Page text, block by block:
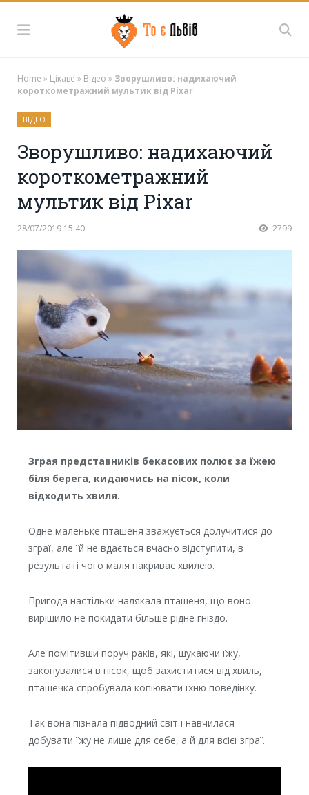
Home » Цікаве » Відео » Зворушливо: надихаючий
короткометражний мультик від Pixar
ВІДЕО
Зворушливо: надихаючий
короткометражний
мультик від Pixar
28/07/2019 15:40 2799
Зграя представників бекасових полює за їжею
біля берега, кидаючись на пісок, коли
відходить хвиля.
Одне маленьке пташеня зважується долучитися до
зграї, але їй не вдається вчасно відступити, в
результаті чого маля накриває хвилею.
Пригода настільки налякала пташеня, що воно
вирішило не покидати більше рідне гніздо.
Але помітивши поруч раків, які, шукаючи їжу,
закопувалися в пісок, щоб захиститися від хвиль,
пташечка спробувала копіювати їхню поведінку.
Так вона пізнала підводний світ і навчилася
добувати їжу не лише для себе, а й для всієї зграї.